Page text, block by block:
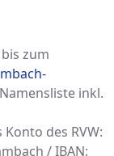
zum
inkl.
des RVW:
/ IBAN: